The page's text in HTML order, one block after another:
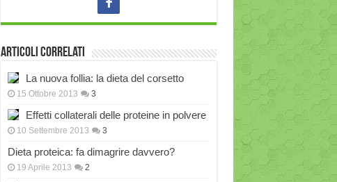
Articoli correlati
La nuova follia: la dieta del corsetto
15 Ottobre 2013 3
Effetti collaterali delle proteine in polvere
10 Settembre 2013 3
Dieta proteica: fa dimagrire davvero?
19 Aprile 2013 2